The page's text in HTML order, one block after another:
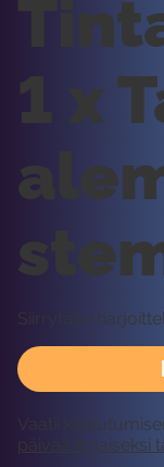
1 x
Siirrytään
Vaatii
päivää ilmaiseksi